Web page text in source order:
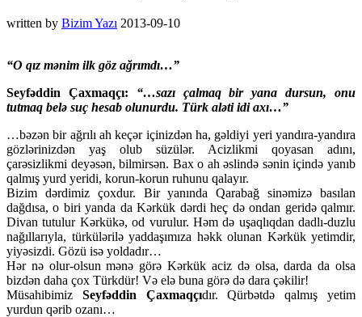
written by Bizim Yazı 2013-09-10
“O qız mənim ilk göz ağrımdı…”
Seyfəddin Çaxmaqçı: “…sazı çalmaq bir yana dursun, onu
tutmaq belə suç hesab olunurdu. Türk aləti idi axı…”
…bəzən bir ağrılı ah keçər içinizdən ha, gəldiyi yeri yandıra-yandıra
gözlərinizdən yaş olub süzülər. Acizlikmi qoyasan adını,
çarəsizlikmi deyəsən, bilmirsən. Bax o ah əslində sənin içində yanıb
qalmış yurd yeridi, korun-korun ruhunu qalayır.
Bizim dərdimiz çoxdur. Bir yanında Qarabağ sinəmizə basılan
dağdısa, o biri yanda da Kərkük dərdi heç də ondan geridə qalmır.
Divan tutulur Kərkükə, od vurulur. Həm də uşaqlıqdan dadlı-duzlu
nağıllarıyla, türkülərilə yaddaşımıza həkk olunan Kərkük yetimdir,
yiyəsizdi. Gözü isə yoldadır…
Hər nə olur-olsun mənə görə Kərkük aciz də olsa, darda da olsa
bizdən daha çox Türkdür! Və elə buna görə də dara çəkilir!
Müsahibimiz Seyfəddin Çaxmaqçıdır. Qürbətdə qalmış yetim
yurdun qərib ozanı…